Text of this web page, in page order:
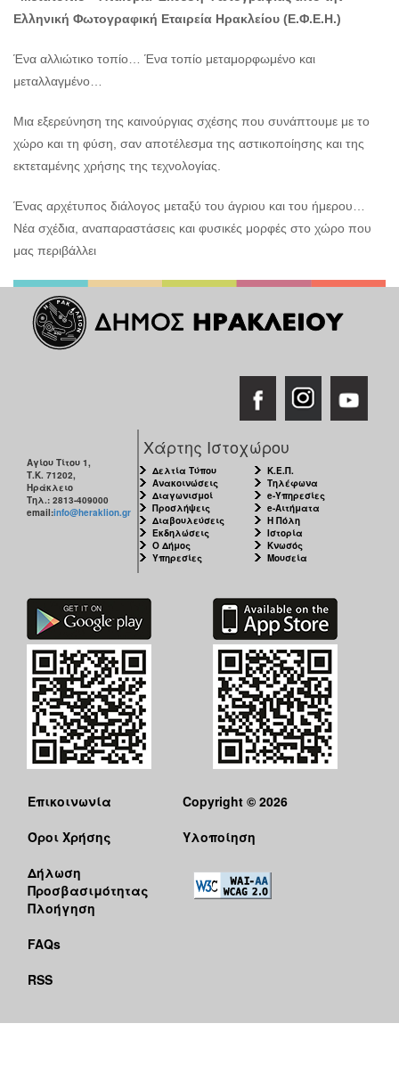
Ελληνική Φωτογραφική Εταιρεία Ηρακλείου (Ε.Φ.Ε.Η.)
Ένα αλλιώτικο τοπίο… Ένα τοπίο μεταμορφωμένο και
μεταλλαγμένο…
Μια εξερεύνηση της καινούργιας σχέσης που συνάπτουμε με το
χώρο και τη φύση, σαν αποτέλεσμα της αστικοποίησης και της
εκτεταμένης χρήσης της τεχνολογίας.
Ένας αρχέτυπος διάλογος μεταξύ του άγριου και του ήμερου…
Νέα σχέδια, αναπαραστάσεις και φυσικές μορφές στο χώρο που
μας περιβάλλει
Αγίου Τίτου 1,
Τ.Κ. 71202,
Ηράκλειο
Τηλ.: 2813-409000
email:info@heraklion.gr
Χάρτης Ιστοχώρου
Δελτία Τύπου
Ανακοινώσεις
Διαγωνισμοί
Προσλήψεις
Διαβουλεύσεις
Εκδηλώσεις
Ο Δήμος
Υπηρεσίες
Κ.Ε.Π.
Τηλέφωνα
e-Υπηρεσίες
e-Αιτήματα
Η Πόλη
Ιστορία
Κνωσός
Μουσεία
Επικοινωνία
Όροι Χρήσης
Δήλωση
Προσβασιμότητας
Πλοήγηση
FAQs
RSS
Copyright © 2026
Υλοποίηση